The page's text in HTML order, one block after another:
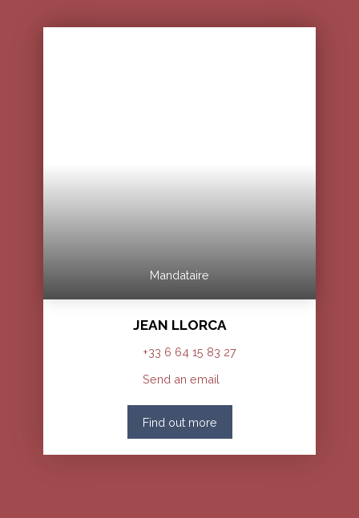
Mandataire
JEAN LLORCA
+33 6 64 15 83 27
Send an email
Find out more